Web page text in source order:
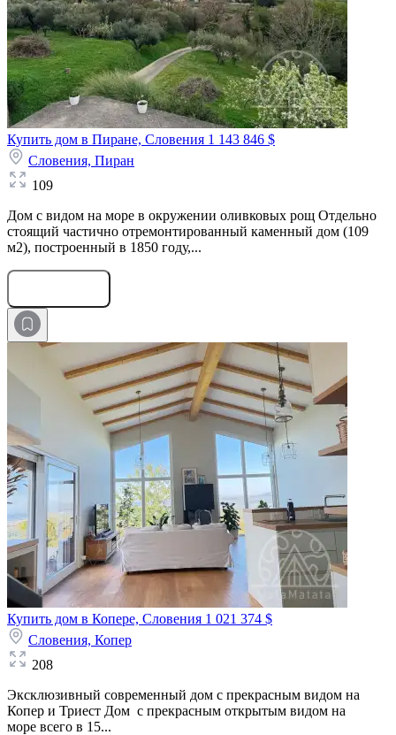
Купить дом в Пиране, Словения 1 143 846 $
Словения, Пиран
109
Дом с видом на море в окружении оливковых рощ Отдельно
стоящий частично отремонтированный каменный дом (109
м2), построенный в 1850 году,...
Купить дом в Копере, Словения 1 021 374 $
Словения, Копер
208
Эксклюзивный современный дом с прекрасным видом на
Копер и Триест Дом с прекрасным открытым видом на
море всего в 15...